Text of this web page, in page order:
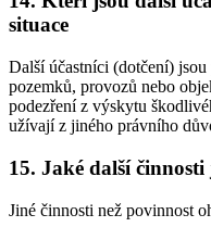
situace
Další účastníci (dotčení)
pozemků, provozů nebo
podezření z výskytu
užívají z jiného právního
15. Jaké další
Jiné činnosti než povinnost